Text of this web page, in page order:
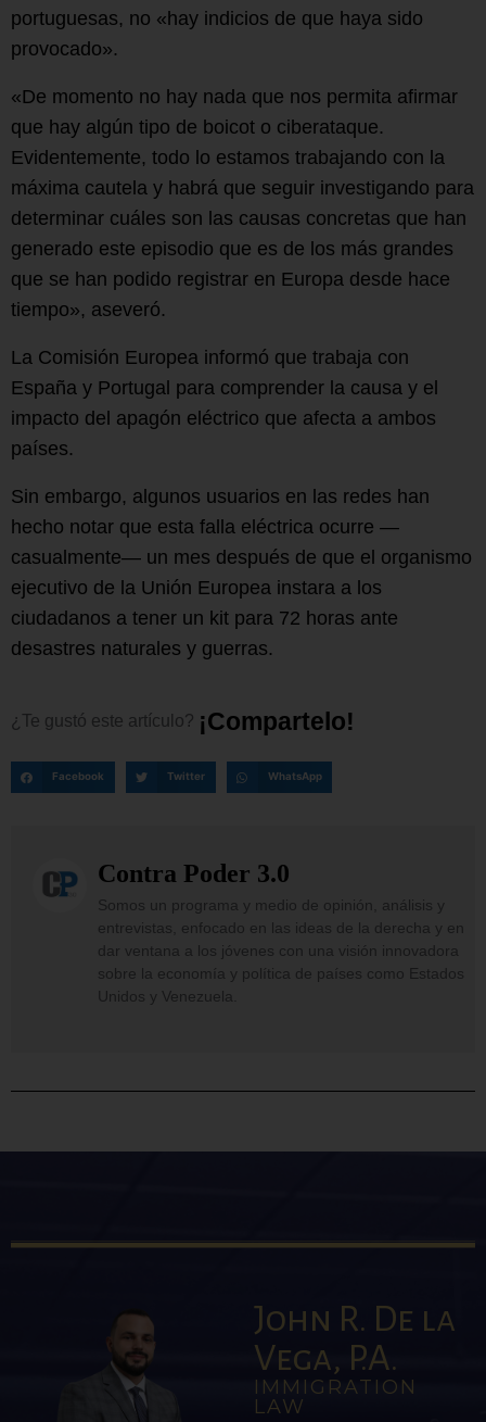
portuguesas, no «hay indicios de que haya sido
provocado».
«De momento no hay nada que nos permita afirmar
que hay algún tipo de boicot o ciberataque.
Evidentemente, todo lo estamos trabajando con la
máxima cautela y habrá que seguir investigando para
determinar cuáles son las causas concretas que han
generado este episodio que es de los más grandes
que se han podido registrar en Europa desde hace
tiempo», aseveró.
La Comisión Europea informó que trabaja con
España y Portugal para comprender la causa y el
impacto del apagón eléctrico que afecta a ambos
países.
Sin embargo, algunos usuarios en las redes han
hecho notar que esta falla eléctrica ocurre —
casualmente— un mes después de que el organismo
ejecutivo de la Unión Europea instara a los
ciudadanos a tener un kit para 72 horas ante
desastres naturales y guerras.
¿Te gustó este artículo? ¡Compartelo!
Facebook Twitter WhatsApp
Contra Poder 3.0
Somos un programa y medio de opinión, análisis y
entrevistas, enfocado en las ideas de la derecha y en
dar ventana a los jóvenes con una visión innovadora
sobre la economía y política de países como Estados
Unidos y Venezuela.
John R. De la
Vega, P.A.
IMMIGRATION
LAW